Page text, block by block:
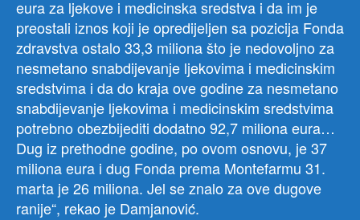
eura za ljekove i medicinska sredstva i da im je
preostali iznos koji je opredijeljen sa pozicija Fonda
zdravstva ostalo 33,3 miliona što je nedovoljno za
nesmetano snabdijevanje ljekovima i medicinskim
sredstvima i da do kraja ove godine za nesmetano
snabdijevanje ljekovima i medicinskim sredstvima
potrebno obezbijediti dodatno 92,7 miliona eura…
Dug iz prethodne godine, po ovom osnovu, je 37
miliona eura i dug Fonda prema Montefarmu 31.
marta je 26 miliona. Jel se znalo za ove dugove
ranije“, rekao je Damjanović.